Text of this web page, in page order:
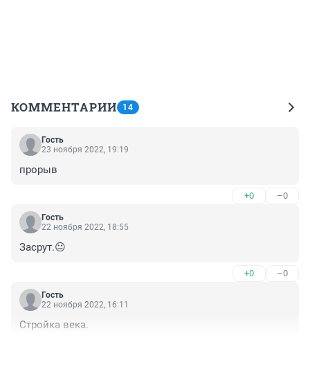
КОММЕНТАРИИ 14
Гость
23 ноября 2022, 19:19
прорыв
+0 –0
Гость
22 ноября 2022, 18:55
Засрут.😐
+0 –0
Гость
22 ноября 2022, 16:11
Стройка века.